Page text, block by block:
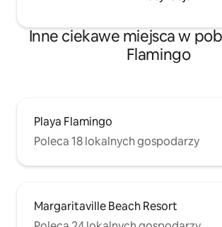
Inne ciekawe miejsca w
Flamingo
Playa Flamingo
Poleca 18 lokalnych gospodarzy
Margaritaville Beach Resort